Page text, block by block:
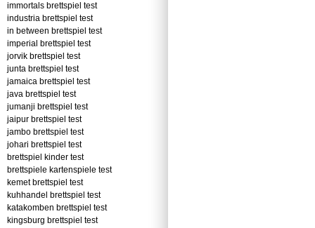
immortals brettspiel test
industria brettspiel test
in between brettspiel test
imperial brettspiel test
jorvik brettspiel test
junta brettspiel test
jamaica brettspiel test
java brettspiel test
jumanji brettspiel test
jaipur brettspiel test
jambo brettspiel test
johari brettspiel test
brettspiel kinder test
brettspiele kartenspiele test
kemet brettspiel test
kuhhandel brettspiel test
katakomben brettspiel test
kingsburg brettspiel test